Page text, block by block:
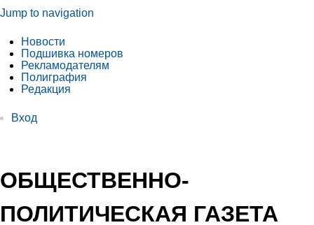
Jump to navigation
Новости
Подшивка номеров
Рекламодателям
Полиграфия
Редакция
Вход
ОБЩЕСТВЕННО-
ПОЛИТИЧЕСКАЯ ГАЗЕТА